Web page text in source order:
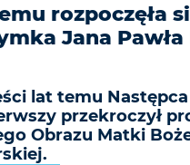
rozpoczęła
Jana Pawła
lat temu
przekroczył
Obrazu Matki